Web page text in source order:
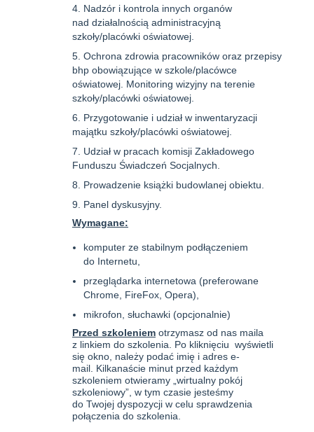
Nadzór i kontrola innych organów
nad działalnością administracyjną
szkoły/placówki oświatowej.
Ochrona zdrowia pracowników oraz przepisy
bhp obowiązujące w szkole/placówce
oświatowej. Monitoring wizyjny na terenie
szkoły/placówki oświatowej.
Przygotowanie i udział w inwentaryzacji
majątku szkoły/placówki oświatowej.
Udział w pracach komisji Zakładowego
Funduszu Świadczeń Socjalnych.
Prowadzenie książki budowlanej obiektu.
Panel dyskusyjny.
Wymagane:
komputer ze stabilnym podłączeniem
do Internetu,
przeglądarka internetowa (preferowane
Chrome, FireFox, Opera),
mikrofon, słuchawki (opcjonalnie)
Przed szkoleniem otrzymasz od nas maila
z linkiem do szkolenia. Po kliknięciu wyświetli
się okno, należy podać imię i adres e-
mail. Kilkanaście minut przed każdym
szkoleniem otwieramy „wirtualny pokój
szkoleniowy”, w tym czasie jesteśmy
do Twojej dyspozycji w celu sprawdzenia
połączenia do szkolenia.